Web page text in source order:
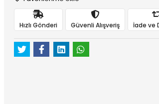
Hızlı Gönderi Güvenli Alışveriş İade ve